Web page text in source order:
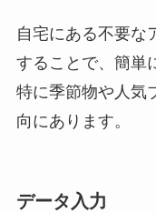
自宅にある不要な
することで、簡単
特に季節物や人気
向にあります。
データ入力